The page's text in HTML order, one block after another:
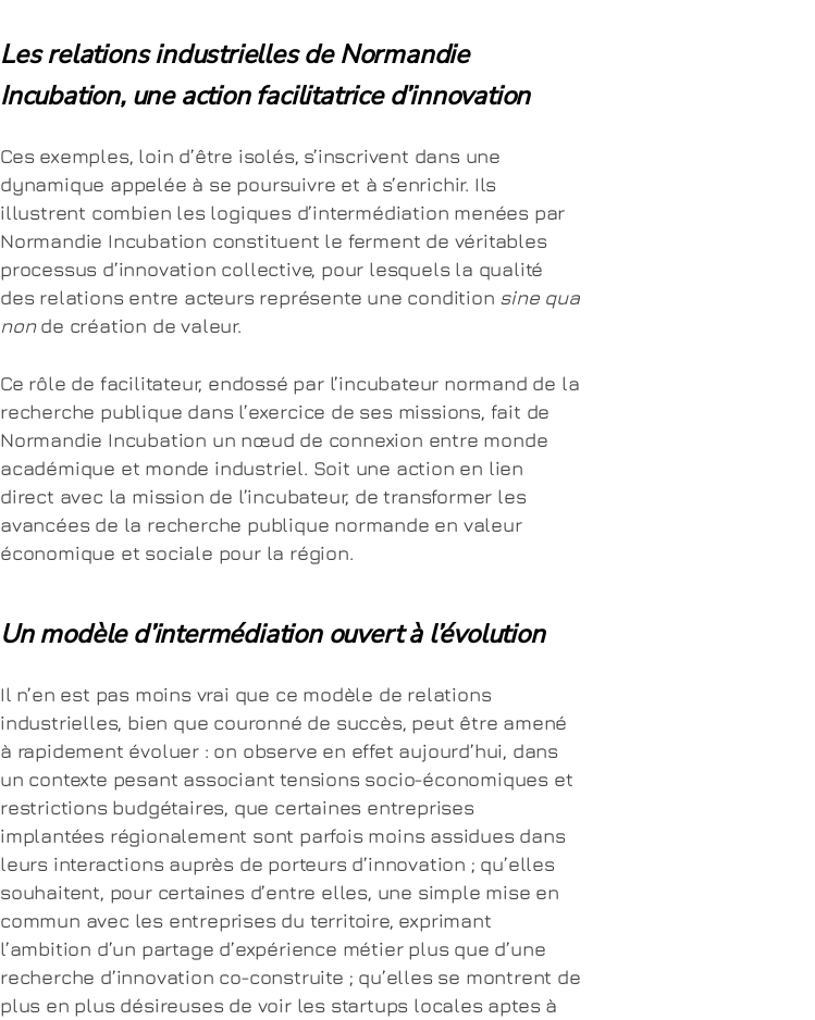
Les relations industrielles de Normandie
Incubation, une action facilitatrice d’innovation
Ces exemples, loin d’être isolés, s’inscrivent dans une
dynamique appelée à se poursuivre et à s’enrichir. Ils
illustrent combien les logiques d’intermédiation menées par
Normandie Incubation constituent le ferment de véritables
processus d’innovation collective, pour lesquels la qualité
des relations entre acteurs représente une condition sine qua
nonde création de valeur.
Ce rôle de facilitateur, endossé par l’incubateur normand de la
recherche publique dans l’exercice de ses missions, fait de
Normandie Incubation un nœud de connexion entre monde
académique et monde industriel. Soit une action en lien
direct avec la mission de l’incubateur, de transformer les
avancées de la recherche publique normande en valeur
économique et sociale pour la région.
Un modèle d’intermédiation ouvert à l’évolution
Il n’en est pas moins vrai que ce modèle de relations
industrielles, bien que couronné de succès, peut être amené
à rapidement évoluer : on observe en effet aujourd’hui, dans
un contexte pesant associant tensions socio-économiques et
restrictions budgétaires, que certaines entreprises
implantées régionalement sont parfois moins assidues dans
leurs interactions auprès de porteurs d’innovation ; qu’elles
souhaitent, pour certaines d’entre elles, une simple mise en
commun avec les entreprises du territoire, exprimant
l’ambition d’un partage d’expérience métier plus que d’une
recherche d’innovation co-construite ; qu’elles se montrent de
plus en plus désireuses de voir les startups locales aptes à